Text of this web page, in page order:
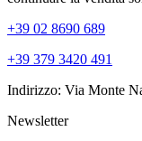
+39 02 8690 689
+39 379 3420 491
Indirizzo: Via Monte
Newsletter